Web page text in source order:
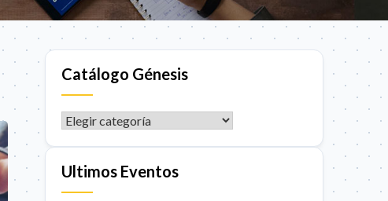
Catálogo Génesis
CATÁLOGO GÉNESIS
Ultimos Eventos